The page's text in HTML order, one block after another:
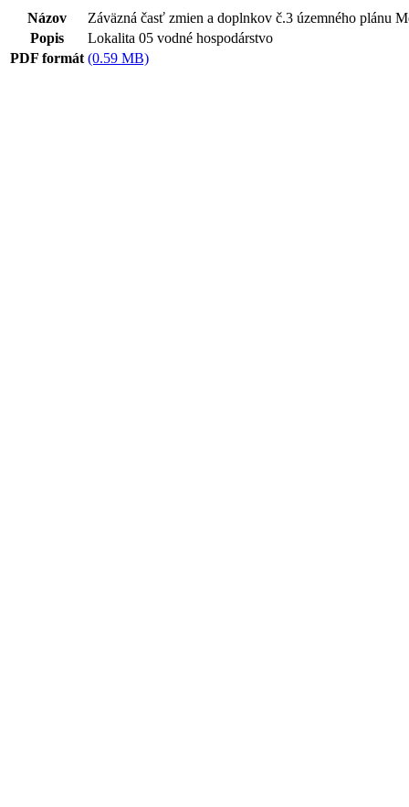
Názov
Záväzná časť zmien a doplnkov č.3 územného plánu
Popis
Lokalita 05 vodné hospodárstvo
PDF formát (0.59 MB)